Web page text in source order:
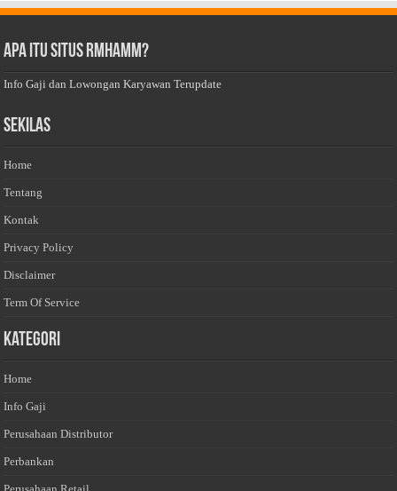
Apa Itu Situs Rmhamm?
Info Gaji dan Lowongan Karyawan Terupdate
Sekilas
Home
Tentang
Kontak
Privacy Policy
Disclaimer
Term Of Service
Kategori
Home
Info Gaji
Perusahaan Distributor
Perbankan